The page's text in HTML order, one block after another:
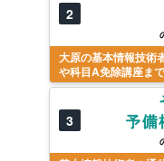
2
大原の基本情報技術
や科目A免除講座ま
3